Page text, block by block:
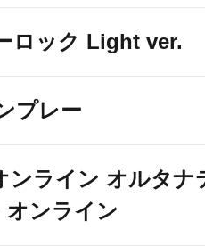
ロック Light ver.
プレー
ンライン オルタナ
オンライン